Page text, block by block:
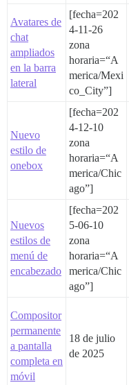
Avatares de
chat
ampliados
en la barra
lateral
[fecha=202
4-11-26
zona
horaria=“A
merica/Mexi
co_City”]
Nuevo
estilo de
onebox
[fecha=202
4-12-10
zona
horaria=“A
merica/Chic
ago”]
Nuevos
estilos de
menú de
encabezado
[fecha=202
5-06-10
zona
horaria=“A
merica/Chic
ago”]
Compositor
permanente
a pantalla
completa en
móvil
18 de julio
de 2025